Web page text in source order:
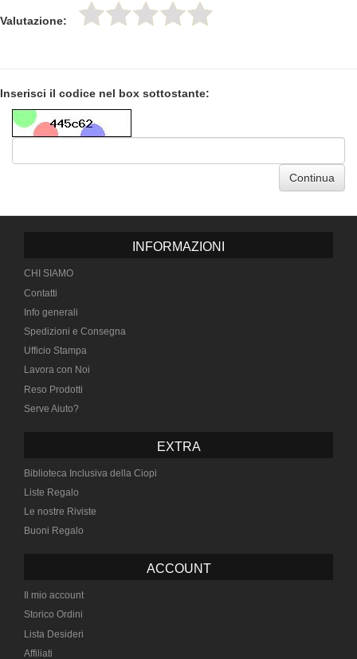
Valutazione:
Inserisci il codice nel box sottostante:
Continua
INFORMAZIONI
CHI SIAMO
Contatti
Info generali
Spedizioni e Consegna
Ufficio Stampa
Lavora con Noi
Reso Prodotti
Serve Aiuto?
EXTRA
Biblioteca Inclusiva della Ciopi
Liste Regalo
Le nostre Riviste
Buoni Regalo
ACCOUNT
Il mio account
Storico Ordini
Lista Desideri
Affiliati